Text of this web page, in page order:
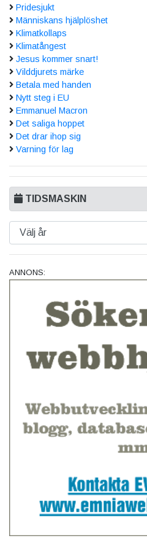
Pridesjukt
Människans hjälplöshet
Klimatkollaps
Klimatångest
Jesus kommer snart!
Vilddjurets märke
Betala med handen
Nytt steg i EU
Emmanuel Macron
Det saliga hoppet
Det drar ihop sig
Varning för lag
TIDSMASKIN
ANNONS: